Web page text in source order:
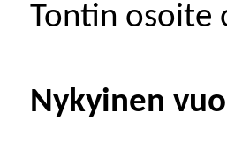
Tontin osoite
Nykyinen